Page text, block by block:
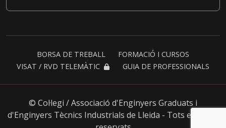
BORSA DE TREBALL
FORMACIÓ I CURSOS
VISAT / RVD TELEMÀTIC
GUIA DE PROFESSIONALS
© Col·legi / Associació d'Enginyers Graduats i
d'Enginyers Tècnics Industrials de Lleida - Tots els drets